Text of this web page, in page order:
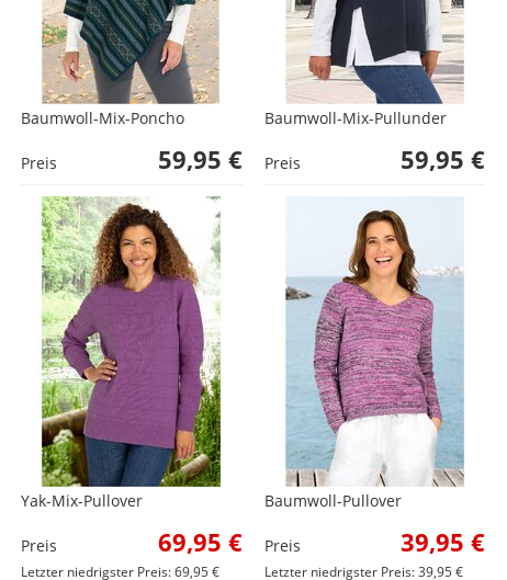
Baumwoll-Mix-Poncho
Preis 59,95 €
Baumwoll-Mix-Pullunder
Preis 59,95 €
Yak-Mix-Pullover
Preis 69,95 €
Letzter niedrigster Preis: 69,95 €
Baumwoll-Pullover
Preis 39,95 €
Letzter niedrigster Preis: 39,95 €